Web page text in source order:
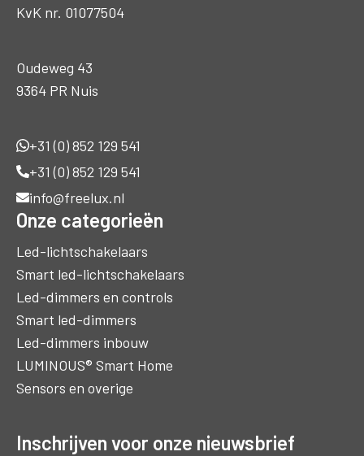
KvK nr. 01077504
Oudeweg 43
9364 PR Nuis
+31 (0) 852 129 541
+31 (0) 852 129 541
info@freelux.nl
Onze categorieën
Led-lichtschakelaars
Smart led-lichtschakelaars
Led-dimmers en controls
Smart led-dimmers
Led-dimmers inbouw
LUMINOUS® Smart Home
Sensors en overige
Inschrijven voor onze nieuwsbrief